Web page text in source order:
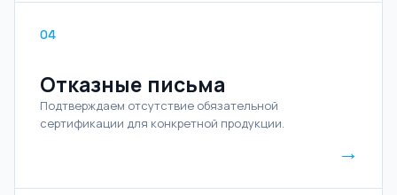
04
Отказные письма
Подтверждаем отсутствие обязательной
сертификации для конкретной продукции.
→